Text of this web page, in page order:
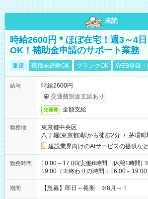
未読
時給2600円＊ほぼ在宅！週3～4
OK！補助金申請のサポート業務
派遣 職種未経験OK ブランクOK WEB登録
給与
時給2600円
交通費別途支給あり
交通費 全額支給
勤務地
東京都中央区
八丁堀(東京都)駅から徒歩2分 / 茅場町
建設業界向けのAIサービスの提供な
勤務時間
10:00～17:00(実働6時間 休憩1時間)
19:00（※終わりの時間：16:00～19:00
期間 【急募】即日～長期 ※8月～！